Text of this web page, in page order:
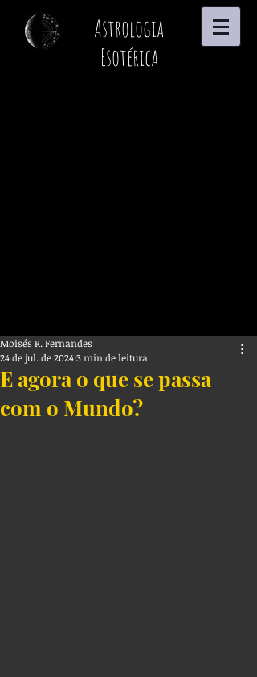
Astrologia
Esotérica
E agora o que se passa
com o Mundo?
Moisés R. Fernandes
24 de jul. de 20243 min de leitura